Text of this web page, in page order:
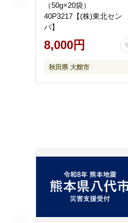
（50g×20袋）
40P3217【(株)東北セン
バ】
8,000円
秋田県 大館市